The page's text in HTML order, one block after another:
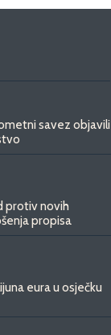
savez objavili
protiv novih
propisa
eura u osječku